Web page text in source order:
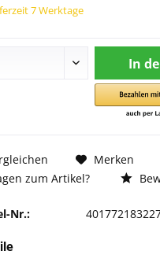
7 Werktage
In
Merken
zum Artikel?
Nr.: